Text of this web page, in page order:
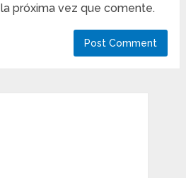
próxima vez que comente.